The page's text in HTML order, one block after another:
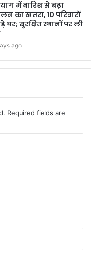
में बारिश से बढ़ा
का खतरा, 10 परिवारों
घर; सुरक्षित स्थानों पर ली
ago
Required fields are